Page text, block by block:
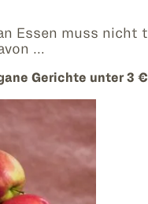
Essen muss
…
Gerichte unter 3 €